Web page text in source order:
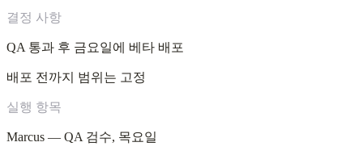
결정 사항
QA 통과 후 금요일에 베타 배포
배포 전까지 범위는 고정
실행 항목
Marcus — QA 검수, 목요일